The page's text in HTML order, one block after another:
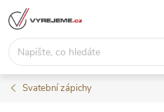
Přejít
na
obsah
Svatební zápichy